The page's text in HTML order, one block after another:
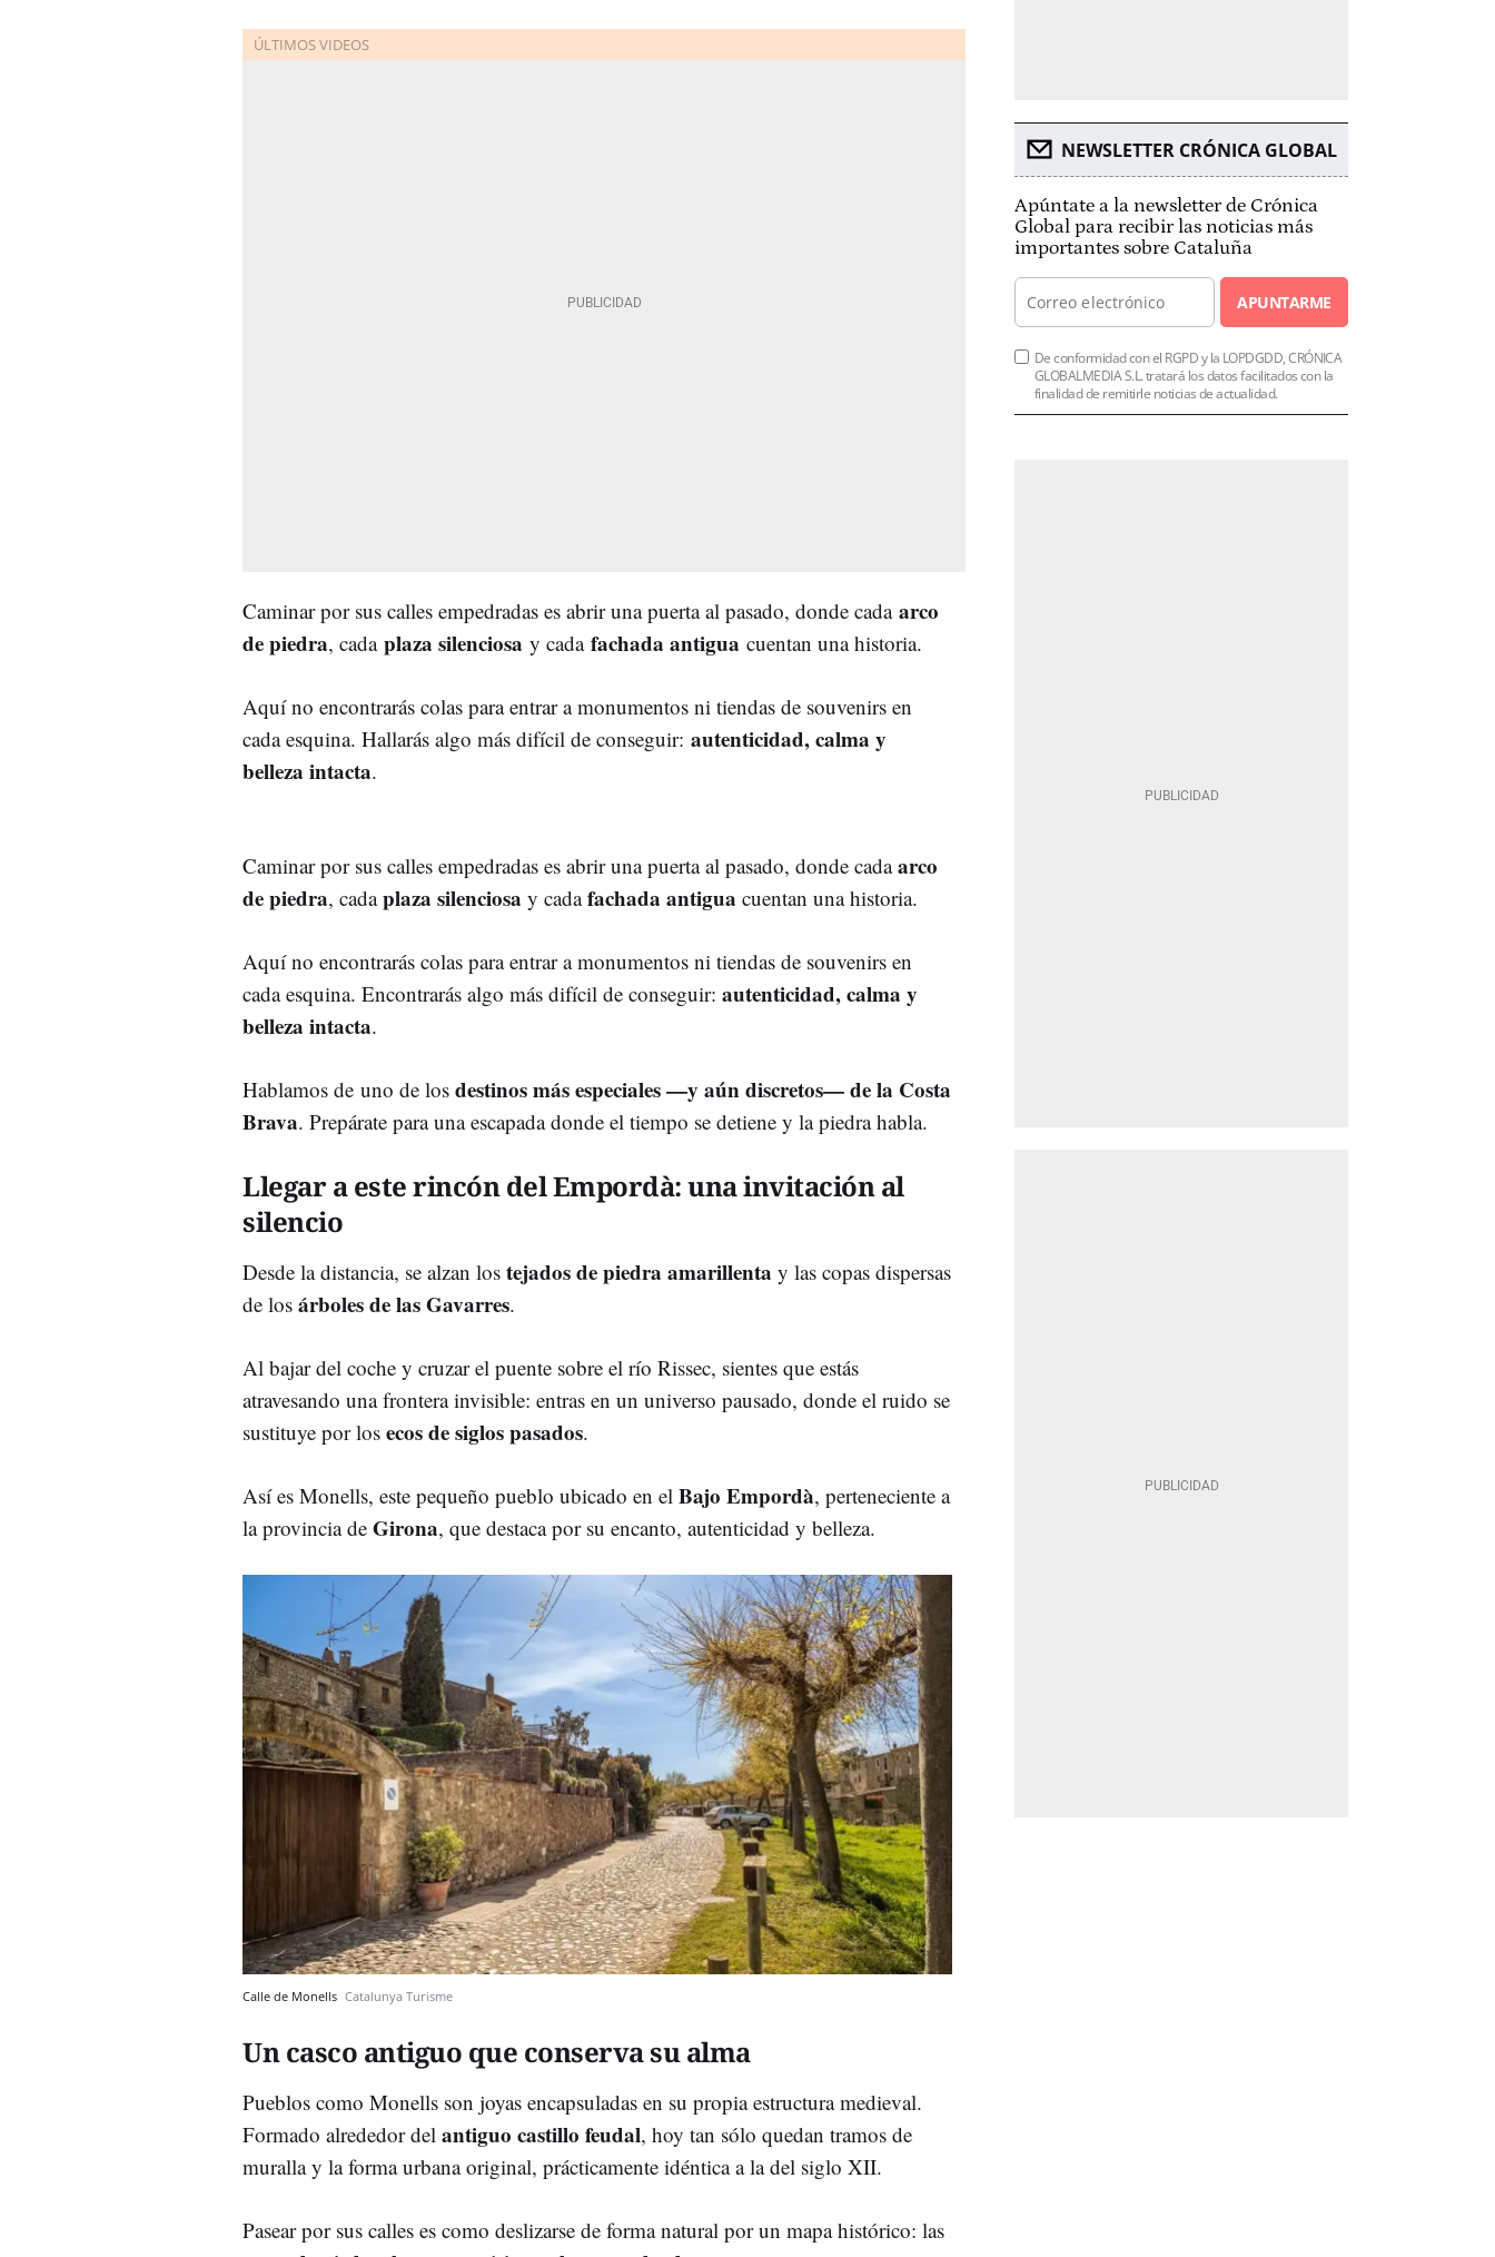
Caminar por sus calles empedradas es abrir una puerta al pasado, donde cadaarco
de piedra, cada plaza silenciosa y cadafachada antigua cuentan una historia.
Aquí no encontrarás colas para entrar a monumentos ni tiendas de souvenirs en
cada esquina. Hallarás algo más difícil de conseguir: autenticidad, calma y
belleza intacta.
Caminar por sus calles empedradas es abrir una puerta al pasado, donde cadaarco
de piedra, cadaplaza silenciosa y cadafachada antigua cuentan una historia.
Aquí no encontrarás colas para entrar a monumentos ni tiendas de souvenirs en
cada esquina. Encontrarás algo más difícil de conseguir: autenticidad, calma y
belleza intacta.
Hablamos de uno de los destinos más especiales —y aún discretos— de la Costa
Brava. Prepárate para una escapada donde el tiempo se detiene y la piedra habla.
Llegar a este rincón del Empordà: una invitación al
silencio
Desde la distancia, se alzan los tejados de piedra amarillenta y las copas dispersas
de los árboles de las Gavarres.
Al bajar del coche y cruzar el puente sobre el río Rissec, sientes que estás
atravesando una frontera invisible: entras en un universo pausado, donde el ruido se
sustituye por los ecos de siglos pasados.
Así es Monells, este pequeño pueblo ubicado en el Bajo Empordà, perteneciente a
la provincia de Girona, que destaca por su encanto, autenticidad y belleza.
Calle de Monells Catalunya Turisme
Un casco antiguo que conserva su alma
Pueblos como Monells son joyas encapsuladas en su propia estructura medieval.
Formado alrededor del antiguo castillo feudal, hoy tan sólo quedan tramos de
muralla y la forma urbana original, prácticamente idéntica a la del siglo XII.
Pasear por sus calles es como deslizarse de forma natural por un mapa histórico: las
NEWSLETTER CRÓNICA GLOBAL
Apúntate a la newsletter de Crónica
Global para recibir las noticias más
importantes sobre Cataluña
APUNTARME
De conformidad con el RGPD y la LOPDGDD, CRÓNICA
GLOBALMEDIA S.L. tratará los datos facilitados con la
finalidad de remitirle noticias de actualidad.